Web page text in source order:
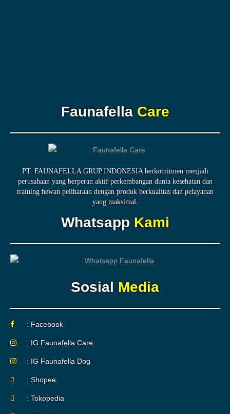
FaunafellaCare
PT. FAUNAFELLA GRUP INDONESIA berkomitmen menjadi
perusahaan yang berperan aktif perkembangan dunia kesehatan dan
training hewan peliharaan dengan produk berkualitas dan pelayanan
yang maksimal.
WhatsappKami
Sosial Media
: Facebook
: IG Faunafella Care
: IG Faunafella Dog
: Shopee
: Tokopedia